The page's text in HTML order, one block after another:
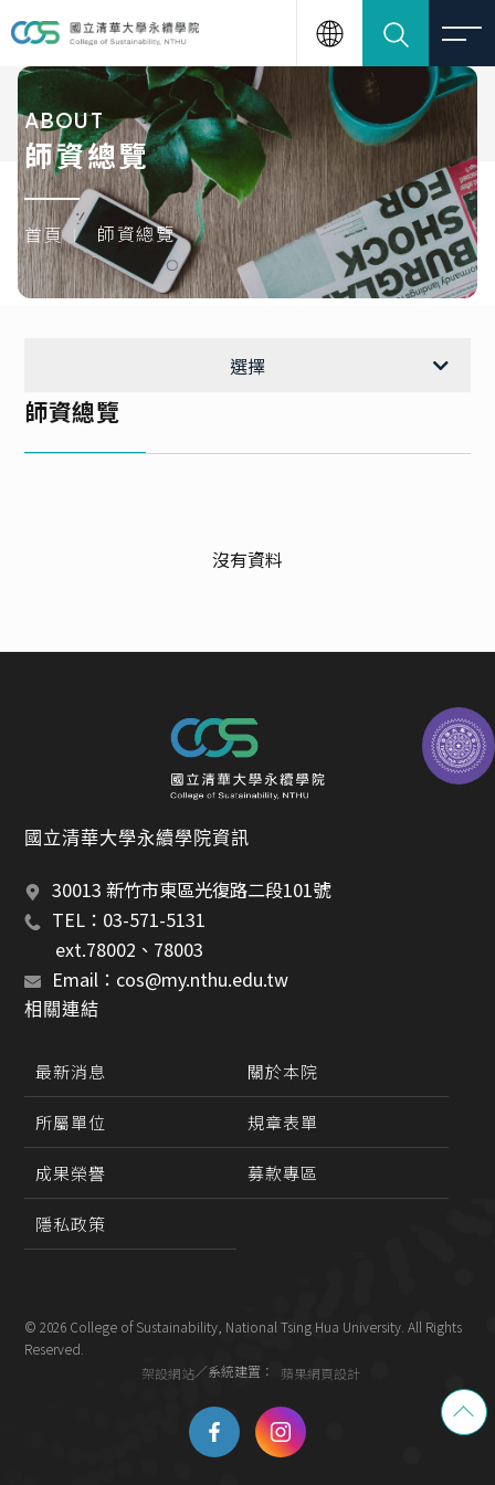
ABOUT
師資總覽
首頁 師資總覽
師資總覽
選擇
學院單位及師資
學院系所
所屬單位
募款專區
專任教師
沒有資料
國立清華大學永續學院資訊
30013 新竹市東區光復路二段101號
TEL：03-571-5131
ext.78002、78003
Email：cos@my.nthu.edu.tw
相關連結
最新消息 關於本院
所屬單位 規章表單
成果榮譽 募款專區
隱私政策
© 2026 College of Sustainability, National Tsing Hua University. All Rights
Reserved.
架設網站／系統建置： 蘋果網頁設計